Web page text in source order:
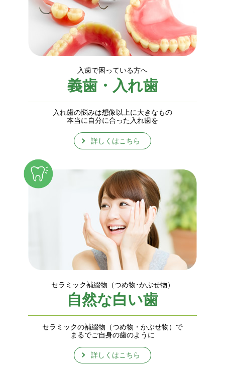
入歯で困っている方へ
義歯・入れ歯
入れ歯の悩みは想像以上に大きなもの
本当に自分に合った入れ歯を
詳しくはこちら
セラミック補綴物（つめ物･かぶせ物）
自然な白い歯
セラミックの補綴物（つめ物・かぶせ物）で
まるでご自身の歯のように
詳しくはこちら